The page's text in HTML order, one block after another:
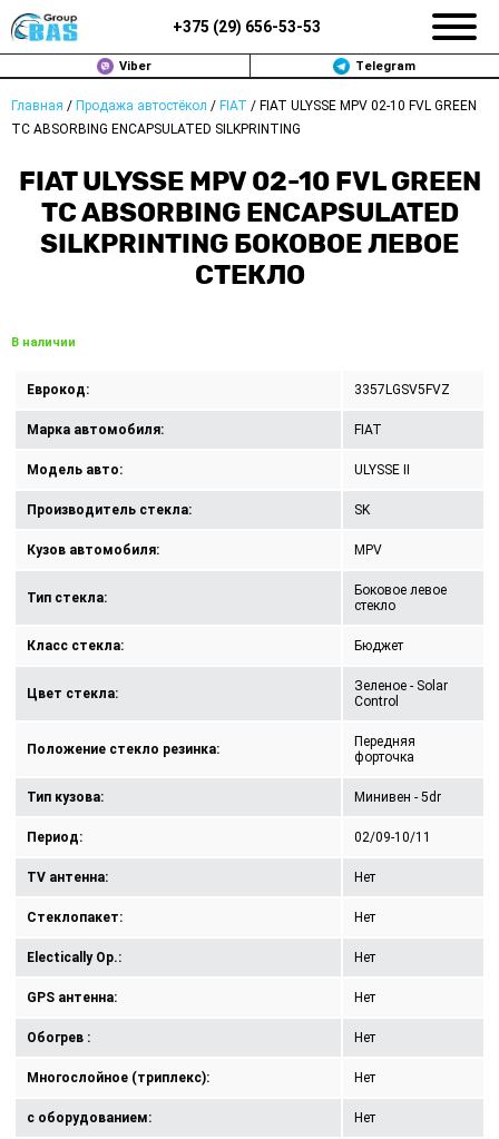
+375 (29) 656-53-53
Viber Telegram
Главная / Продажа автостёкол / FIAT / FIAT ULYSSE MPV 02-10 FVL GREEN
TC ABSORBING ENCAPSULATED SILKPRINTING
FIAT ULYSSE MPV 02-10 FVL GREEN
TC ABSORBING ENCAPSULATED
SILKPRINTING БОКОВОЕ ЛЕВОЕ
СТЕКЛО
В наличии
Еврокод: 3357LGSV5FVZ
Марка автомобиля: FIAT
Модель авто: ULYSSE II
Производитель стекла: SK
Кузов автомобиля: MPV
Тип стекла:
Боковое левое
стекло
Класс стекла: Бюджет
Цвет стекла:
Зеленое - Solar
Control
Положение стекло резинка:
Передняя
форточка
Тип кузова: Минивен - 5dr
Период: 02/09-10/11
TV антенна: Нет
Стеклопакет: Нет
Electically Op.: Нет
GPS антенна: Нет
Обогрев : Нет
Многослойное (триплекс): Нет
с оборудованием: Нет
ЗАМЕНА АВТОСТЕКОЛ В МИНСКЕ
ПРОДАЖА АВТОСТЁКОЛ
РЕМОНТ
ПОЛИТИКА КОНФИДЕНЦИАЛЬНОСТИ